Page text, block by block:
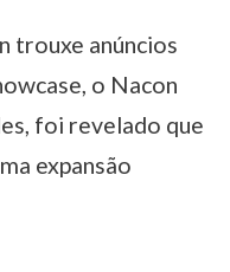
trouxe anúncios
o Nacon
foi revelado que
expansão